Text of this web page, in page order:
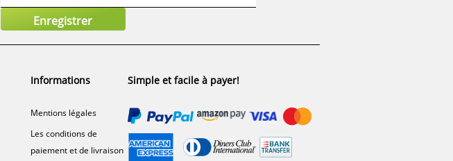
Informations
Mentions légales
Les conditions de
paiement et de livraison
Simple et facile à payer!